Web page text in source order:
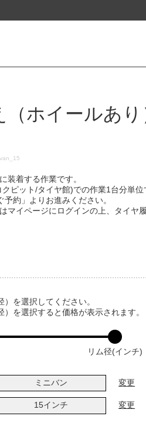
（ホイールあり
装着する作業です。
ピット/タイヤ館)での作業1台分単位
約」よりお進みください。
マイページにログインの上、タイヤ
を選択してください。
を選択すると価格が表示されます。
リム径(インチ)
ミニバン 変更
15インチ 変更